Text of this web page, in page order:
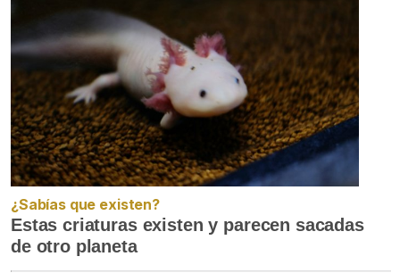
¿Sabías que existen?
Estas criaturas existen y parecen sacadas
de otro planeta